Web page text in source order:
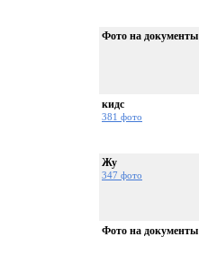
Фото на документы
кидс
381 фото
Жу
347 фото
Фото на документы